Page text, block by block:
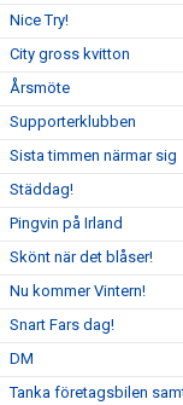
Nice Try!
City gross kvitton
Årsmöte
Supporterklubben
Sista timmen närmar sig
Städdag!
Pingvin på Irland
Skönt när det blåser!
Nu kommer Vintern!
Snart Fars dag!
DM
Tanka företagsbilen